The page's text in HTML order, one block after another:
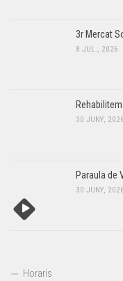
3r Mercat
8 JUL., 2026
30 JUNY, 2026
Paraula de
30 JUNY, 2026
Horaris